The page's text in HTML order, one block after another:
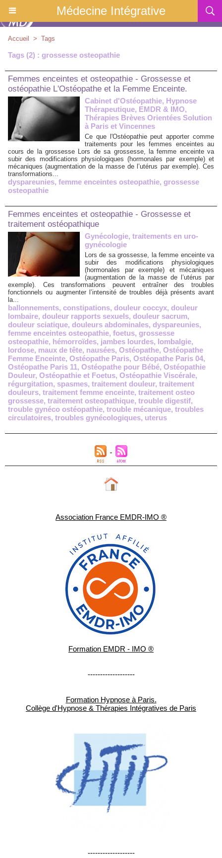
Médecine Intégrative
Association France EMDR-IMO ®
Formation EMDR - IMO ®
-------------------
Formation Hypnose à Paris.
Collège d'Hypnose & Thérapies Intégratives de Paris
-------------------
Accueil > Tags
Tags (2) : grossesse osteopathie
Femmes enceintes et osteopathie - Grossesse et
ostéopathie L'Ostéopathe et la Femme Enceinte.
Cabinet d'Ostéopathie, Hypnose
Thérapeutique, EMDR & IMO,
Thérapies Brèves Orientées Solution
à Paris et Vincennes
Ce que l'Ostéopathie peut apporter comme
traitements pour les femmes enceintes au
cours de la grossesse Lors de sa grossesse, la femme enceinte va
subir des modifications physiologiques (hormonales par exemple) et
mécaniques (augmentation de la masse de l’utérus par exemple). Ces
transformations...
dyspareunies, femme enceintes osteopathie, grossesse
osteopathie
Femmes enceintes et osteopathie - Grossesse et
traitement ostéopathique
Gynécologie, traitements en uro-
gynécologie
Lors de sa grossesse, la femme enceinte va
subir des modifications physiologiques
(hormonales par exemple) et mécaniques
(augmentation de la masse de l’utérus par
exemple). Ces transformations peuvent entraîner des troubles
fonctionnels ou augmenter l’intensité de troubles déjà présents avant
la...
ballonnements, constipations, douleur coccyx, douleur
lombaire, douleur rapports sexuels, douleur sacrum,
douleur sciatique, douleurs abdominales, dyspareunies,
femme enceintes osteopathie, foetus, grossesse
osteopathie, hémorroïdes, jambes lourdes, lombalgie,
lordose, maux de tête, nausées, Ostéopathe, Ostéopathe
Femme Enceinte, Ostéopathe Paris, Ostéopathe Paris 04,
Ostéopathe Paris 11, Ostéopathe pour Bébé, Ostéopathie
Douleur, Ostéopathie et Foetus, Ostéopathie Viscérale,
régurgitation, spasmes, traitement douleur, traitement
douleurs, traitement femme enceinte, traitement osteo
grossesse, traitement osteopathique, trouble digestif,
trouble gynéco ostéopathie, trouble mécanique, troubles
circulatoires, troubles gynécologiques, uterus